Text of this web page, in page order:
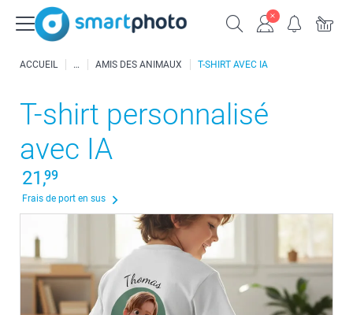
ACCUEIL AMIS DES ANIMAUX T-SHIRT AVEC IA
T-shirt personnalisé
avec IA
21,99
Frais de port en sus